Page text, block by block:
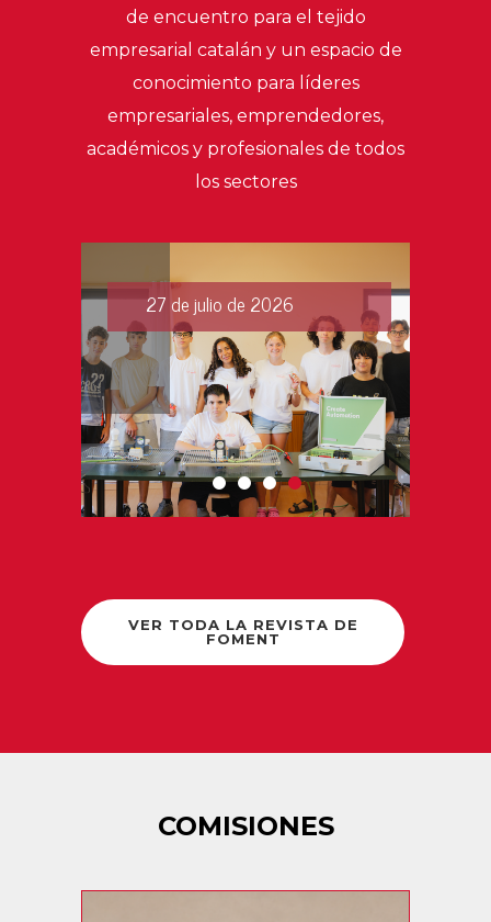
de encuentro para el tejido
empresarial catalán y un espacio de
conocimiento para líderes
empresariales, emprendedores,
académicos y profesionales de todos
los sectores
27 de julio de 2026
VER TODA LA REVISTA DE
FOMENT
COMISIONES